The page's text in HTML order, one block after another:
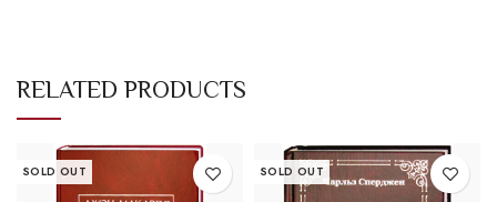
RELATED PRODUCTS
SOLD OUT SOLD OUT